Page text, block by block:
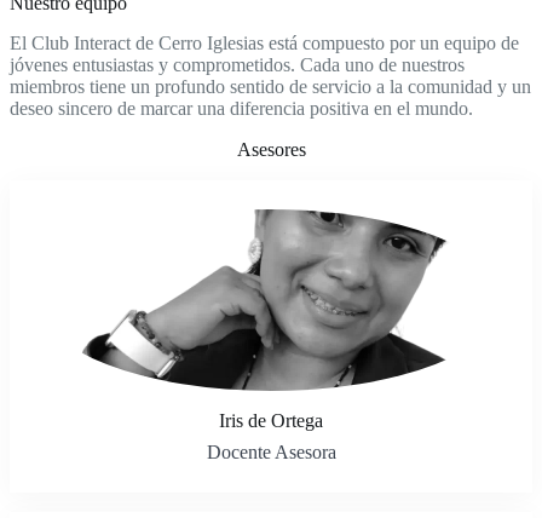
El Club Interact de Cerro Iglesias está compuesto por un equipo de
jóvenes entusiastas y comprometidos. Cada uno de nuestros
miembros tiene un profundo sentido de servicio a la comunidad y un
deseo sincero de marcar una diferencia positiva en el mundo.
Asesores
Iris de Ortega
Docente Asesora